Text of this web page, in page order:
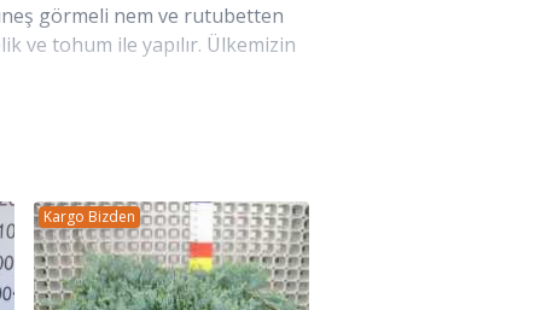
görmeli nem ve rutubetten
ve tohum ile yapılır. Ülkemizin
halinde yetişen 6 türle temsil
yaşlılarda ise asma
koyu yeşil, alt yüzleri açık
görülür; sürgünün
örtülü sürgün üstten basık,
Kargo Bizden